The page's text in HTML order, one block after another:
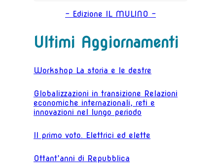
- Edizione IL MULINO -
Ultimi Aggiornamenti
Workshop La storia e le destre
Globalizzazioni in transizione Relazioni
economiche internazionali, reti e
innovazioni nel lungo periodo
Il primo voto. Elettrici ed elette
Ottant’anni di Repubblica